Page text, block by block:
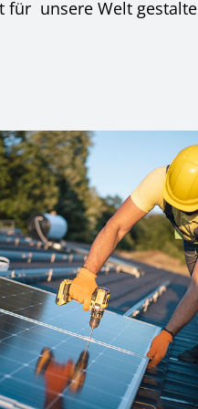
für unsere Welt